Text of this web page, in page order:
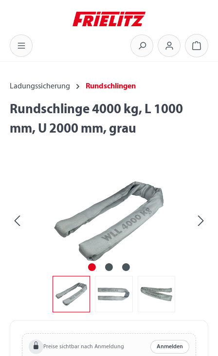
Zum Hauptinhalt springen
Ladungssicherung Rundschlingen
Rundschlinge 4000 kg, L 1000
mm, U 2000 mm, grau
Preise sichtbar nach Anmeldung Anmelden